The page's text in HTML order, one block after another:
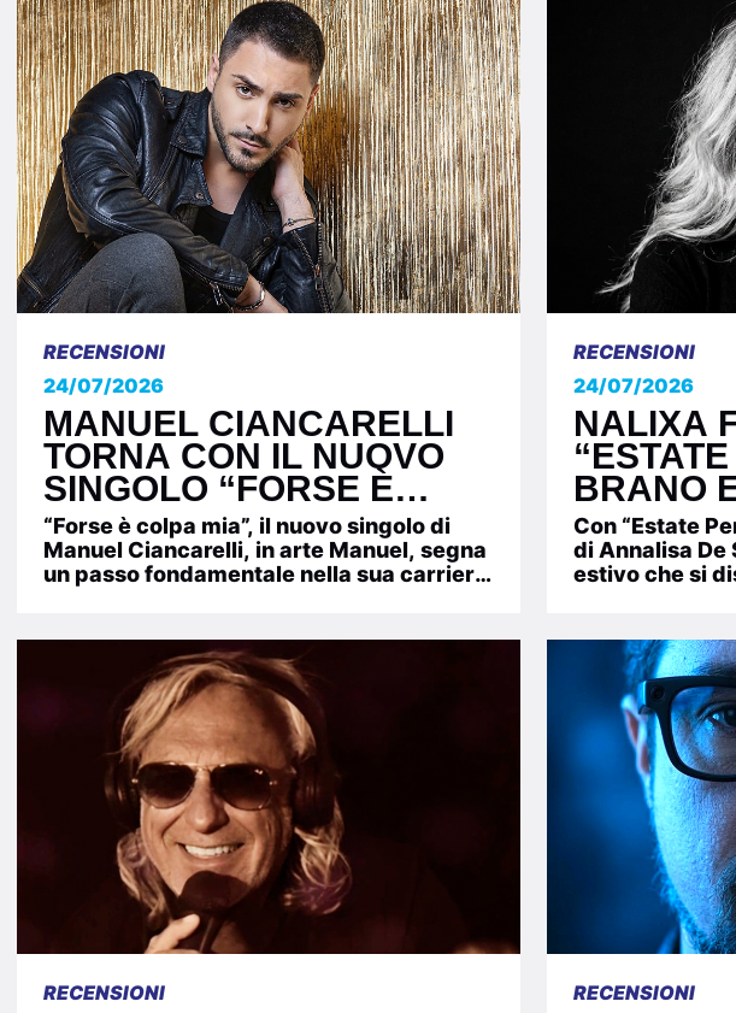
RECENSIONI
24/07/2026
MANUEL CIANCARELLI
TORNA CON IL NUOVO
SINGOLO “FORSE È
COLPA MIA”, IN RADIO E
IN TUTTI I DIGITAL STORE
DAL 24 LUGLIO 2026
“Forse è colpa mia”, il nuovo singolo di
Manuel Ciancarelli, in arte Manuel, segna
un passo fondamentale nella sua carriera
RECENSIONI
24/07/2026
NALIXA
BRANO
CLIMA
Con “Estate
di Annalisa De
estivo che si
RECENSIONI
RECENSIONI